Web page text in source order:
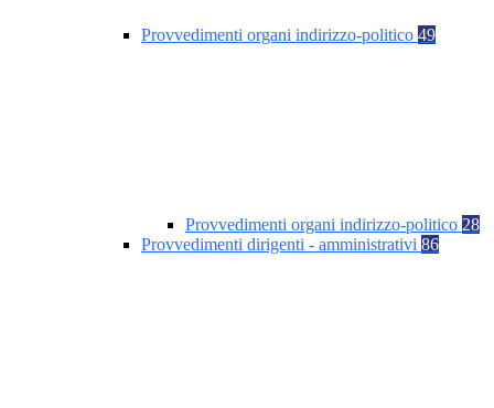
Provvedimenti organi indirizzo-politico 49
Provvedimenti organi indirizzo-politico 28
Provvedimenti dirigenti - amministrativi 86